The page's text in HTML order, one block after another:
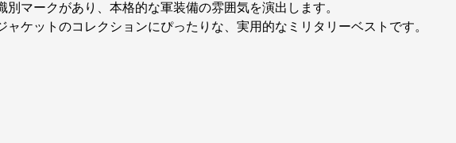
別マークがあり、本格的な軍装備の雰囲気を演出します。
ャケットのコレクションにぴったりな、実用的なミリタリーベストです。